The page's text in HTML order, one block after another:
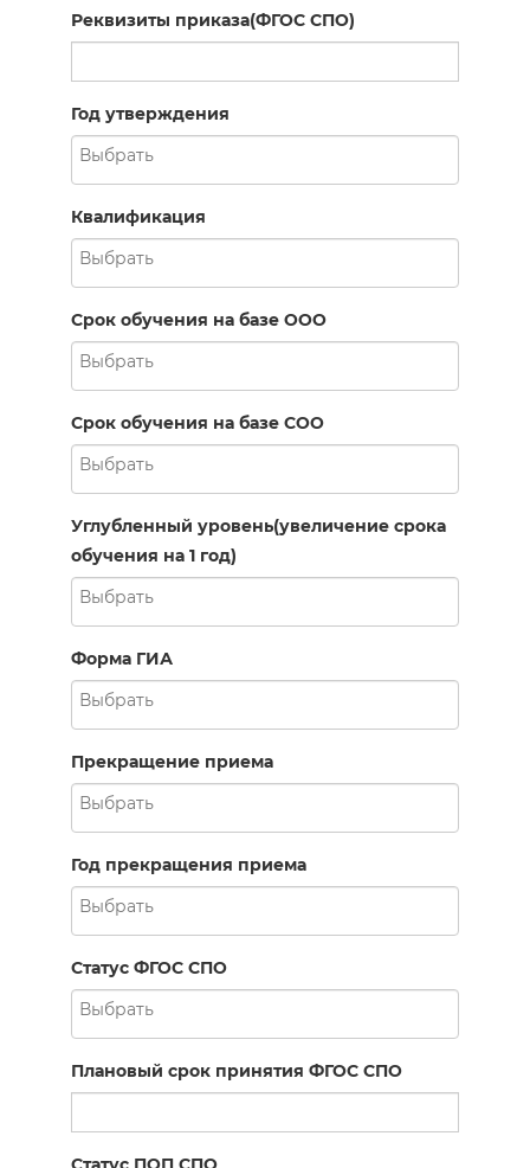
Реквизиты приказа(ФГОС СПО)
Год утверждения
Квалификация
Срок обучения на базе ООО
Срок обучения на базе СОО
Углубленный уровень(увеличение срока
обучения на 1 год)
Форма ГИА
Прекращение приема
Год прекращения приема
Статус ФГОС СПО
Плановый срок принятия ФГОС СПО